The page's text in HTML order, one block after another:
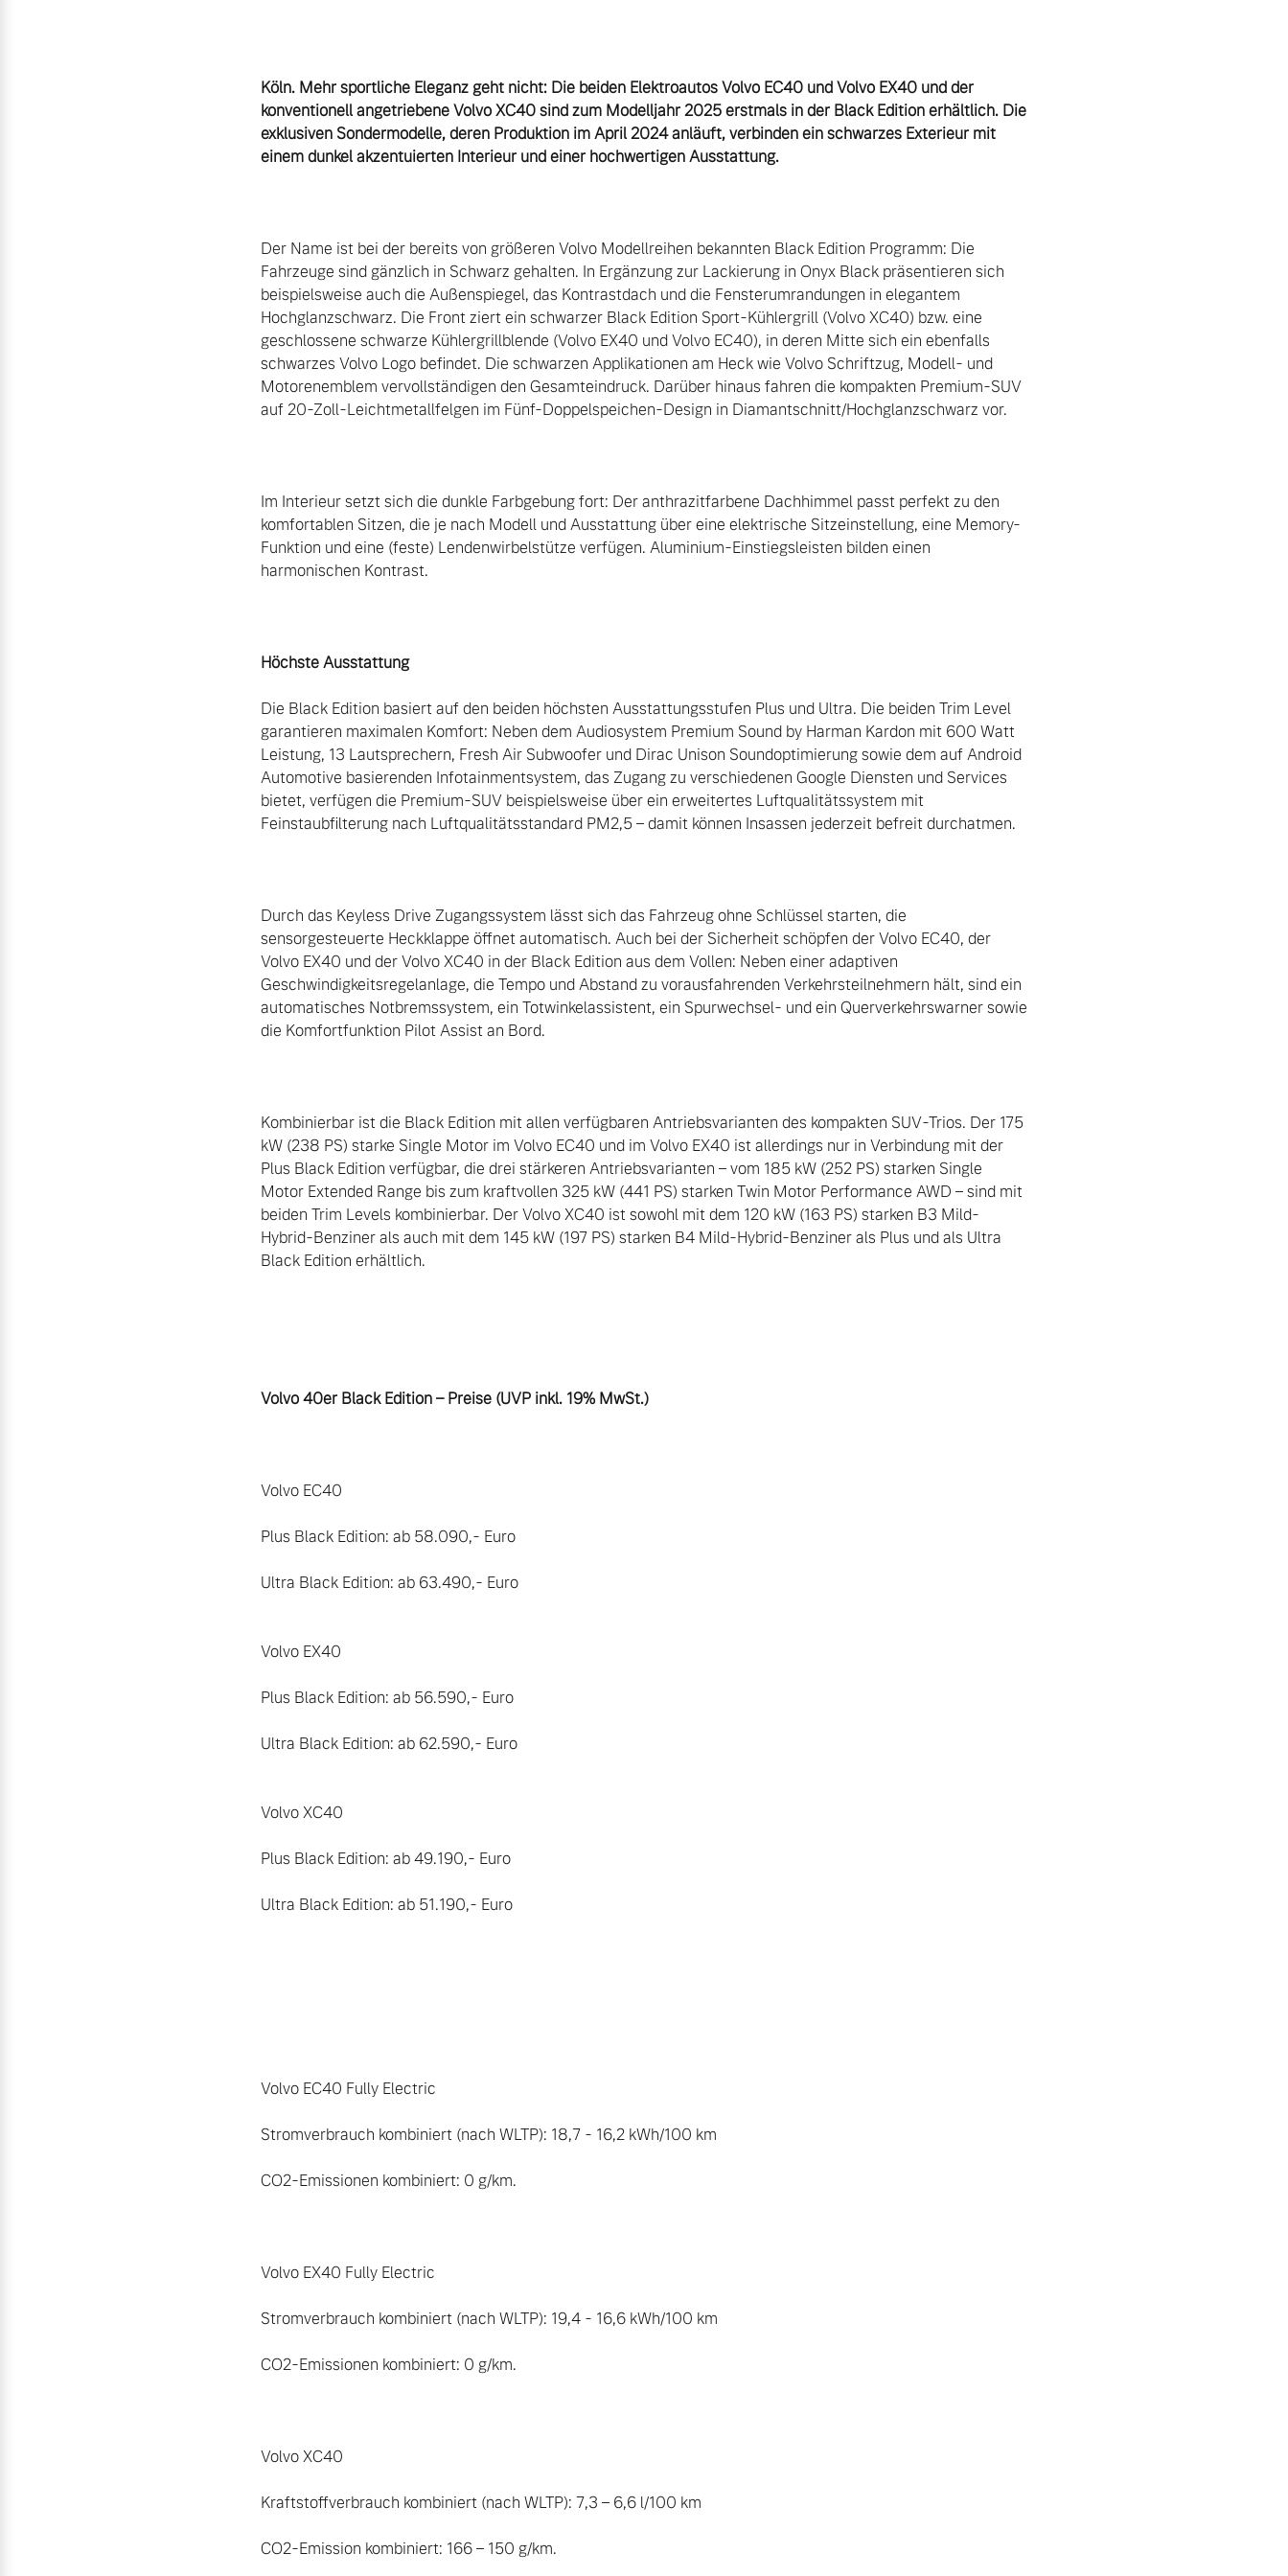
Aktuelle Serviceangebote
Köln. Mehr sportliche Eleganz geht nicht: Die beiden Elektroautos Volvo EC40 und Volvo EX40 und der
konventionell angetriebene Volvo XC40 sind zum Modelljahr 2025 erstmals in der Black Edition erhältlich. Die
exklusiven Sondermodelle, deren Produktion im April 2024 anläuft, verbinden ein schwarzes Exterieur mit
einem dunkel akzentuierten Interieur und einer hochwertigen Ausstattung.
Der Name ist bei der bereits von größeren Volvo Modellreihen bekannten Black Edition Programm: Die
Fahrzeuge sind gänzlich in Schwarz gehalten. In Ergänzung zur Lackierung in Onyx Black präsentieren sich
beispielsweise auch die Außenspiegel, das Kontrastdach und die Fensterumrandungen in elegantem
Hochglanzschwarz. Die Front ziert ein schwarzer Black Edition Sport-Kühlergrill (Volvo XC40) bzw. eine
geschlossene schwarze Kühlergrillblende (Volvo EX40 und Volvo EC40), in deren Mitte sich ein ebenfalls
schwarzes Volvo Logo befindet. Die schwarzen Applikationen am Heck wie Volvo Schriftzug, Modell- und
Motorenemblem vervollständigen den Gesamteindruck. Darüber hinaus fahren die kompakten Premium-SUV
auf 20-Zoll-Leichtmetallfelgen im Fünf-Doppelspeichen-Design in Diamantschnitt/Hochglanzschwarz vor.
Im Interieur setzt sich die dunkle Farbgebung fort: Der anthrazitfarbene Dachhimmel passt perfekt zu den
komfortablen Sitzen, die je nach Modell und Ausstattung über eine elektrische Sitzeinstellung, eine Memory-
Funktion und eine (feste) Lendenwirbelstütze verfügen. Aluminium-Einstiegsleisten bilden einen
harmonischen Kontrast.
Höchste Ausstattung
Die Black Edition basiert auf den beiden höchsten Ausstattungsstufen Plus und Ultra. Die beiden Trim Level
garantieren maximalen Komfort: Neben dem Audiosystem Premium Sound by Harman Kardon mit 600 Watt
Leistung, 13 Lautsprechern, Fresh Air Subwoofer und Dirac Unison Soundoptimierung sowie dem auf Android
Automotive basierenden Infotainmentsystem, das Zugang zu verschiedenen Google Diensten und Services
bietet, verfügen die Premium-SUV beispielsweise über ein erweitertes Luftqualitätssystem mit
Feinstaubfilterung nach Luftqualitätsstandard PM2,5 – damit können Insassen jederzeit befreit durchatmen.
Durch das Keyless Drive Zugangssystem lässt sich das Fahrzeug ohne Schlüssel starten, die
sensorgesteuerte Heckklappe öffnet automatisch. Auch bei der Sicherheit schöpfen der Volvo EC40, der
Volvo EX40 und der Volvo XC40 in der Black Edition aus dem Vollen: Neben einer adaptiven
Geschwindigkeitsregelanlage, die Tempo und Abstand zu vorausfahrenden Verkehrsteilnehmern hält, sind ein
automatisches Notbremssystem, ein Totwinkelassistent, ein Spurwechsel- und ein Querverkehrswarner sowie
die Komfortfunktion Pilot Assist an Bord.
Kombinierbar ist die Black Edition mit allen verfügbaren Antriebsvarianten des kompakten SUV-Trios. Der 175
kW (238 PS) starke Single Motor im Volvo EC40 und im Volvo EX40 ist allerdings nur in Verbindung mit der
Plus Black Edition verfügbar, die drei stärkeren Antriebsvarianten – vom 185 kW (252 PS) starken Single
Motor Extended Range bis zum kraftvollen 325 kW (441 PS) starken Twin Motor Performance AWD – sind mit
beiden Trim Levels kombinierbar. Der Volvo XC40 ist sowohl mit dem 120 kW (163 PS) starken B3 Mild-
Hybrid-Benziner als auch mit dem 145 kW (197 PS) starken B4 Mild-Hybrid-Benziner als Plus und als Ultra
Black Edition erhältlich.
Volvo 40er Black Edition – Preise (UVP inkl. 19% MwSt.)
Volvo EC40
Plus Black Edition: ab 58.090,- Euro
Ultra Black Edition: ab 63.490,- Euro
Volvo EX40
Plus Black Edition: ab 56.590,- Euro
Ultra Black Edition: ab 62.590,- Euro
Volvo XC40
Plus Black Edition: ab 49.190,- Euro
Ultra Black Edition: ab 51.190,- Euro
Volvo EC40 Fully Electric
Stromverbrauch kombiniert (nach WLTP): 18,7 - 16,2 kWh/100 km
CO2-Emissionen kombiniert: 0 g/km.
Volvo EX40 Fully Electric
Stromverbrauch kombiniert (nach WLTP): 19,4 - 16,6 kWh/100 km
CO2-Emissionen kombiniert: 0 g/km.
Volvo XC40
Kraftstoffverbrauch kombiniert (nach WLTP): 7,3 – 6,6 l/100 km
CO2-Emission kombiniert: 166 – 150 g/km.